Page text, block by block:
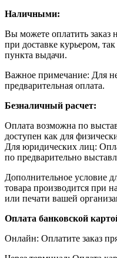
Наличными:
Вы можете оплатить
при доставке курьером,
пункта выдачи.
Важное примечание: Для
предварительная оплата.
Безналичный расчет:
Оплата возможна по
доступен как для
Для юридических лиц:
по предварительно
Дополнительное условие
товара производится при
или печати вашей
Оплата банковской
Онлайн: Оплатите заказ